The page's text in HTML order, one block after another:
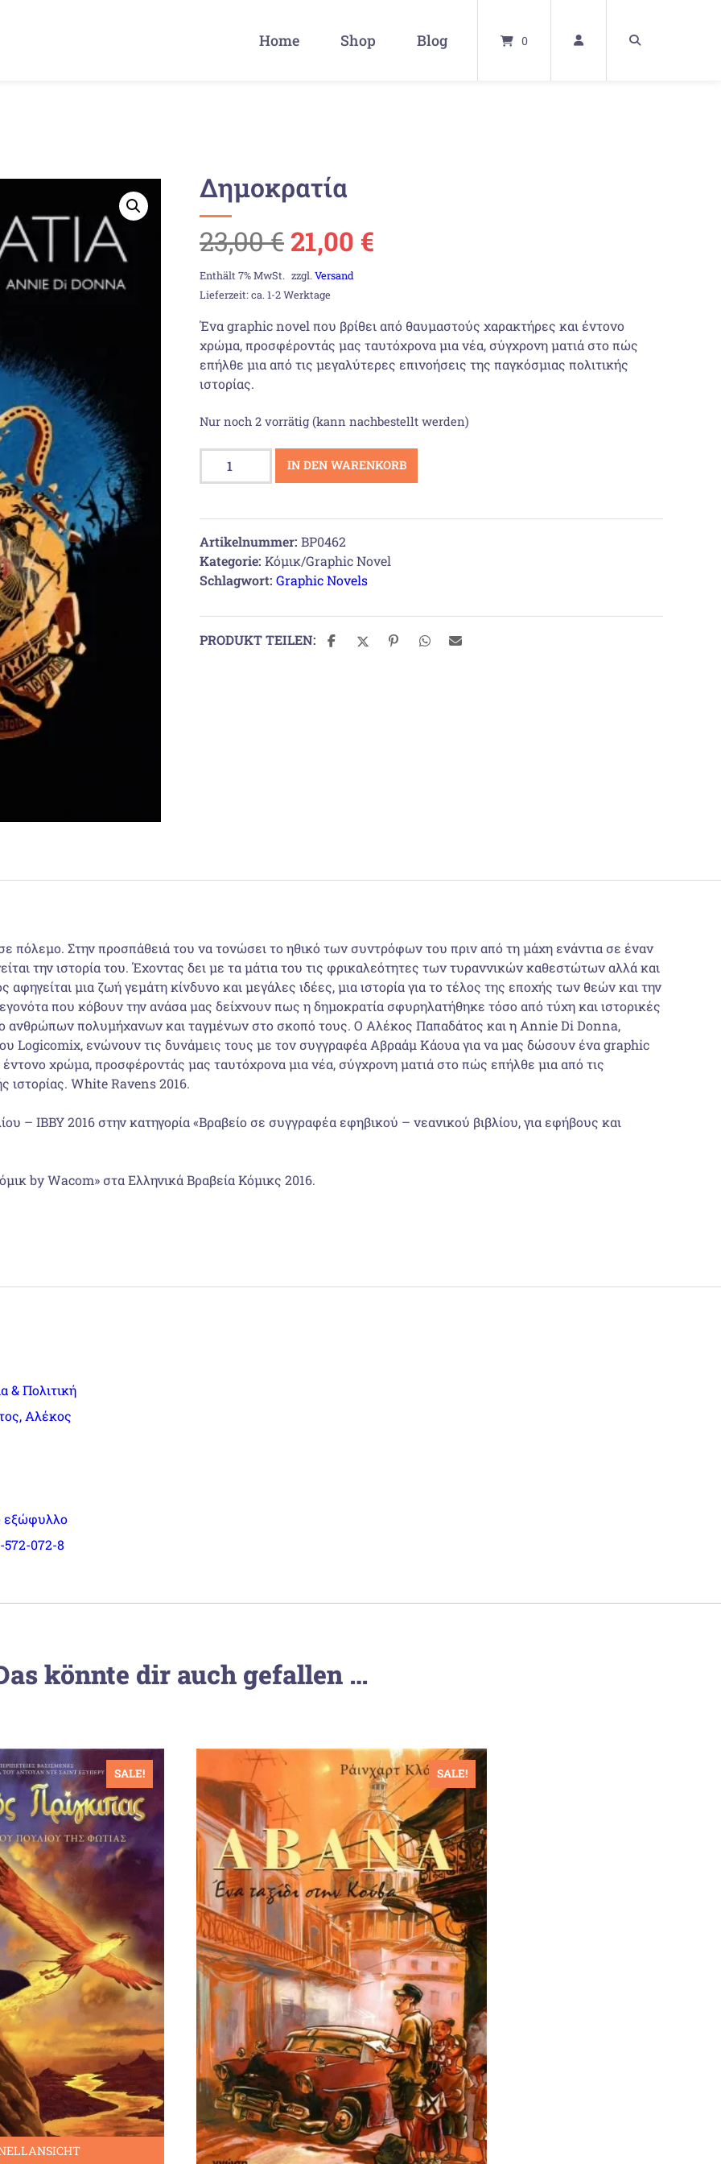
Home Shop Blog 0
Δημοκρατία
23,00€ Ursprünglicher
Preis
war:
23,00 €
21,00 €
ist:
21,00 €.
Enthält 7% MwSt. zzgl. Versand
Lieferzeit: ca. 1-2 Werktage
Ένα graphic novel που βρίθει από θαυμαστούς χαρακτήρες και έντονο
χρώμα, προσφέροντάς μας ταυτόχρονα μια νέα, σύγχρονη ματιά στο πώς
επήλθε μια από τις μεγαλύτερες επινοήσεις της παγκόσμιας πολιτικής
ιστορίας.
Nur noch 2 vorrätig (kann nachbestellt werden)
Δημοκρατία
Menge
IN DEN WARENKORB
Artikelnummer: BP0462
Kategorie: Κόμικ/Graphic Novel
Schlagwort: Graphic Novels
PRODUKT TEILEN:
πόλεμο. Στην προσπάθειά του να τονώσει το ηθικό των συντρόφων του πριν από τη μάχη ενάντια σε έναν
την ιστορία του. Έχοντας δει με τα μάτια του τις φρικαλεότητες των τυραννικών καθεστώτων αλλά και
μια ζωή γεμάτη κίνδυνο και μεγάλες ιδέες, μια ιστορία για το τέλος της εποχής των θεών και την
που κόβουν την ανάσα μας δείχνουν πως η δημοκρατία σφυρηλατήθηκε τόσο από τύχη και ιστορικές
ανθρώπων πολυμήχανων και ταγμένων στο σκοπό τους. Ο Αλέκος Παπαδάτος και η Annie Di Donna,
Logicomix, ενώνουν τις δυνάμεις τους με τον συγγραφέα Αβραάμ Κάουα για να μας δώσουν ένα graphic
χρώμα, προσφέροντάς μας ταυτόχρονα μια νέα, σύγχρονη ματιά στο πώς επήλθε μια από τις
ιστορίας. White Ravens 2016.
– ΙΒΒΥ 2016 στην κατηγορία «Βραβείο σε συγγραφέα εφηβικού – νεανικού βιβλίου, για εφήβους και
by Wacom» στα Ελληνικά Βραβεία Κόμικς 2016.
& Πολιτική
Αλέκος
572-072-8
könnte dir auch gefallen …
SALE! SALE!